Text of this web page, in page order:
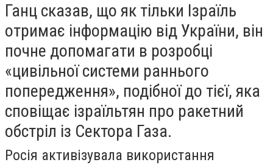
Ганц сказав, що як тільки Ізраїль
отримає інформацію від України, він
почне допомагати в розробці
«цивільної системи раннього
попередження», подібної до тієї, яка
сповіщає ізраїльтян про ракетний
обстріл із Сектора Газа.
Росія активізувала використання